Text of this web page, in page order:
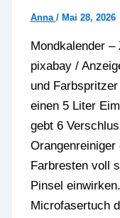
Anna / Mai 28, 2026
Mondkalender –
pixabay /
und
einen 5 Liter
gebt 6
Farbresten voll
Pinsel
Microfasertuch